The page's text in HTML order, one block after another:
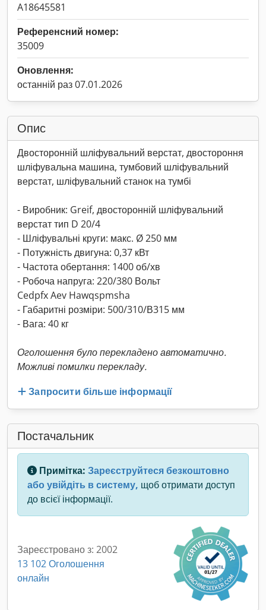
A18645581
Референсний номер:
35009
Оновлення:
останній раз 07.01.2026
Опис
Двосторонній шліфувальний верстат, двостороння
шліфувальна машина, тумбовий шліфувальний
верстат, шліфувальний станок на тумбі
- Виробник: Greif, двосторонній шліфувальний
верстат тип D 20/4
- Шліфувальні круги: макс. Ø 250 мм
- Потужність двигуна: 0,37 кВт
- Частота обертання: 1400 об/хв
- Робоча напруга: 220/380 Вольт
Cedpfx Aev Hawqspmsha
- Габаритні розміри: 500/310/В315 мм
- Вага: 40 кг
Оголошення було перекладено автоматично.
Можливі помилки перекладу.
Запросити більше інформації
Постачальник
Примітка: Зареєструйтеся безкоштовно
або увійдіть в систему, щоб отримати доступ
до всієї інформації.
Зареєстровано з: 2002
13 102 Оголошення
онлайн